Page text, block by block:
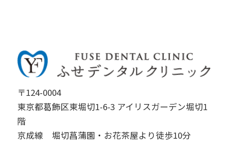
〒124-0004
東京都葛飾区東堀切1-6-3 アイリスガーデン堀切1
階
京成線 堀切菖蒲園・お花茶屋より徒歩10分